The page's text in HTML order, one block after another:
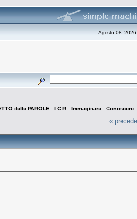
Agosto 08,
delle PAROLE - I C R - Immaginare - Conoscere
«